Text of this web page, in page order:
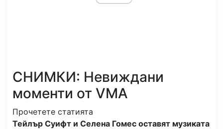
СНИМКИ: Невиждани
моменти от VMA
Прочетете статията
Тейлър Суифт и Селена Гомес оставят музиката